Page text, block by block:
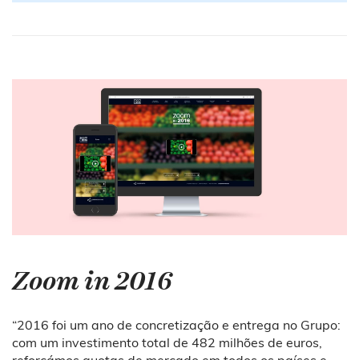
Zoom in 2016
“2016 foi um ano de concretização e entrega no Grupo:
com um investimento total de 482 milhões de euros,